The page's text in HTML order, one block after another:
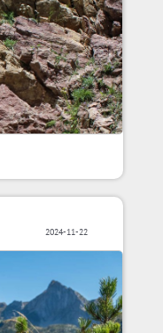
2024-11-22